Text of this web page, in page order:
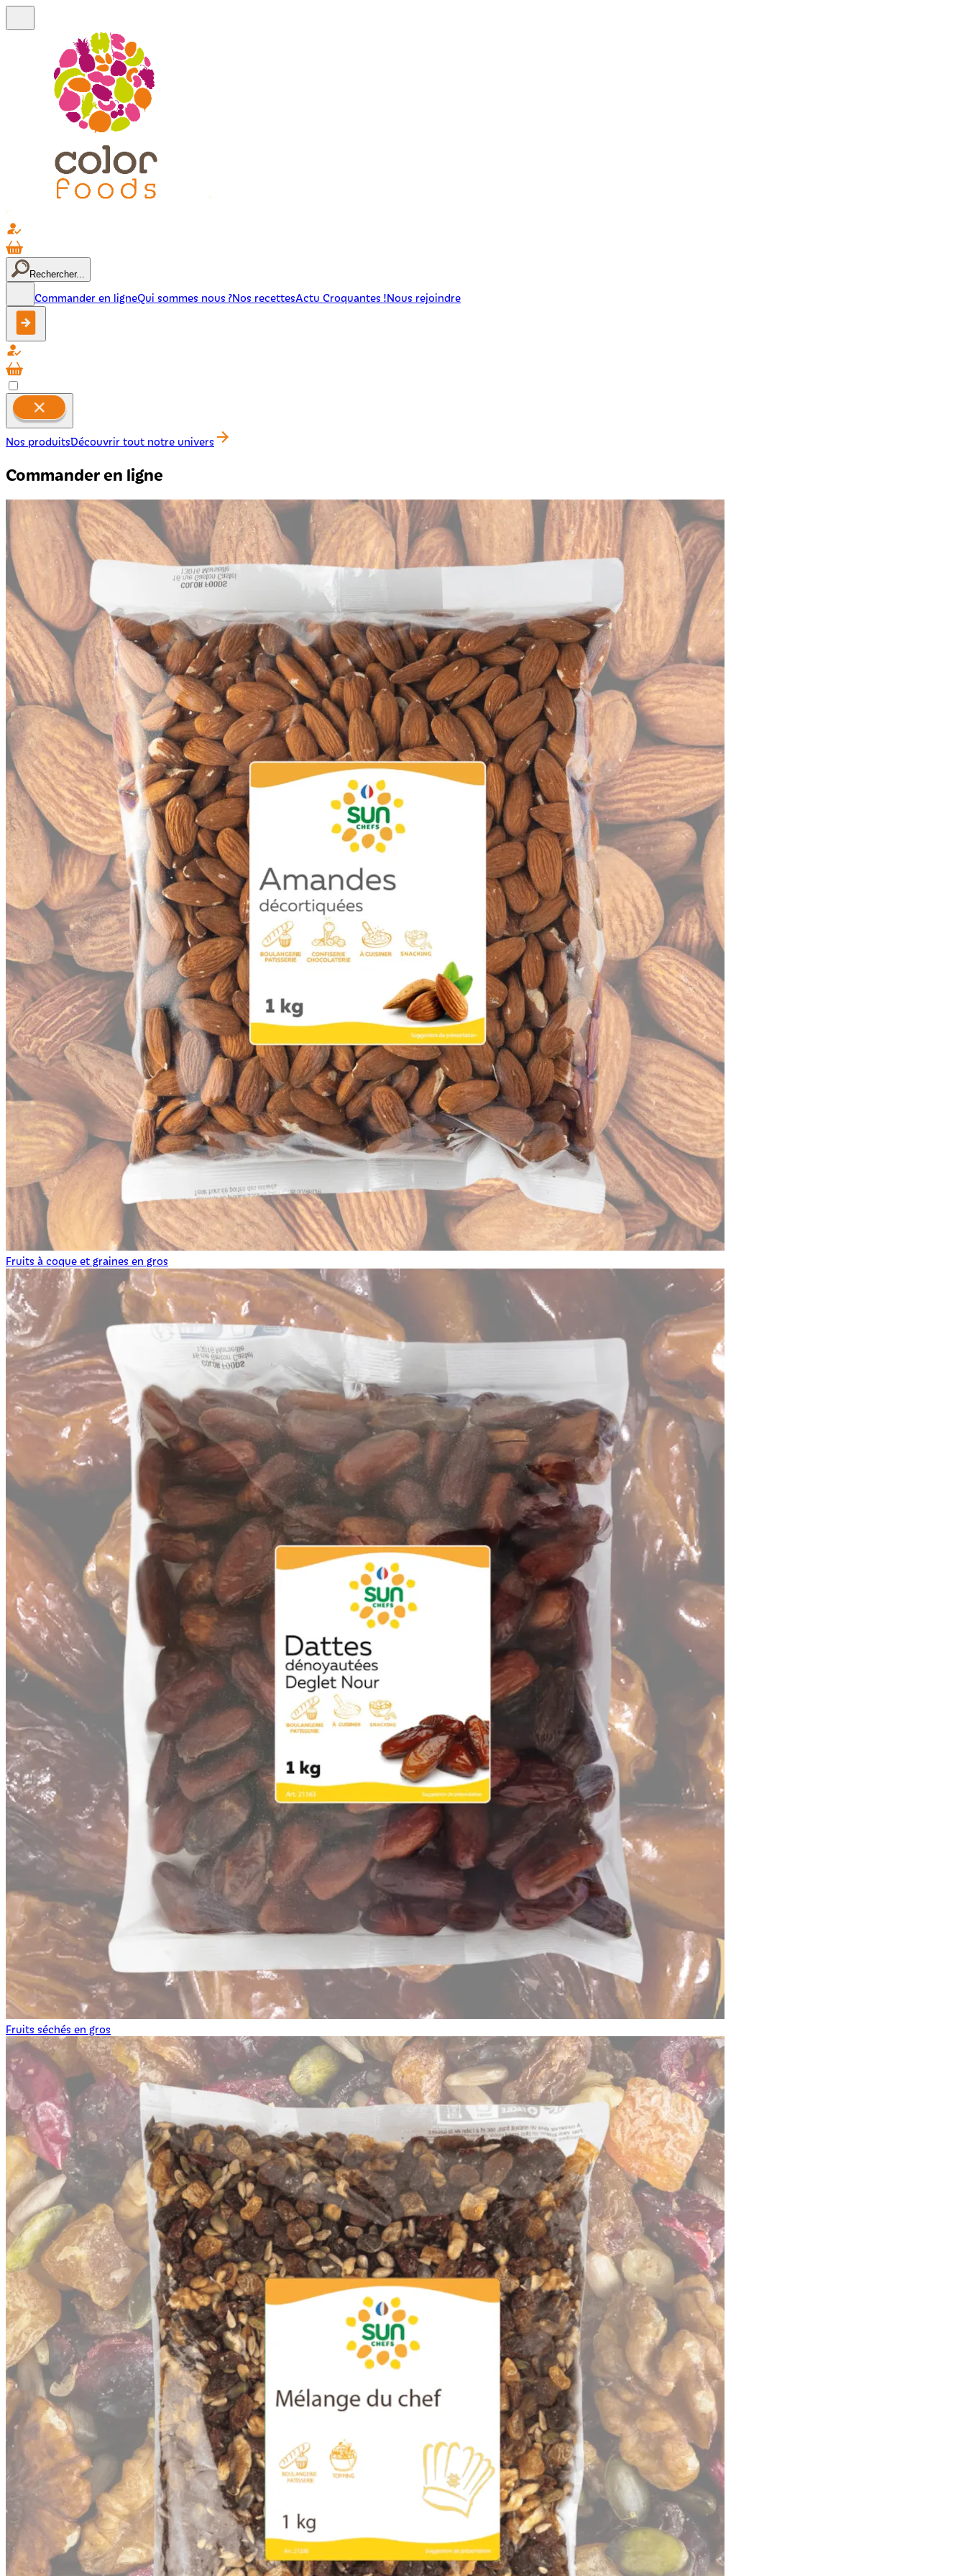
Rechercher...
Commander en ligneQui sommes nous ?Nos recettesActu Croquantes !Nous rejoindre
Nos produitsDécouvrir tout notre univers
Commander en ligne
Fruits à coque et graines en gros
Fruits séchés en gros